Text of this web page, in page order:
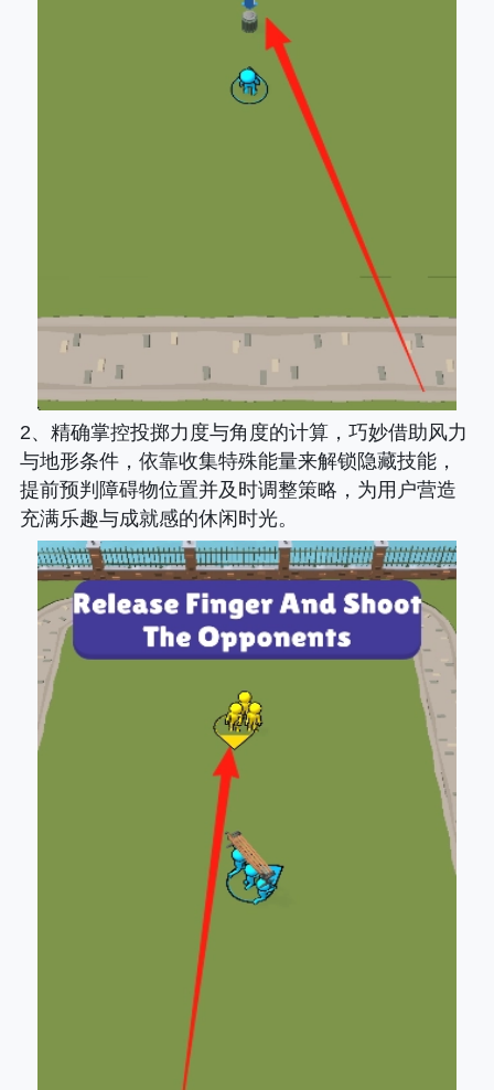
2、精确掌控投掷力度与角度的计算，巧妙借助风力
与地形条件，依靠收集特殊能量来解锁隐藏技能，
提前预判障碍物位置并及时调整策略，为用户营造
充满乐趣与成就感的休闲时光。